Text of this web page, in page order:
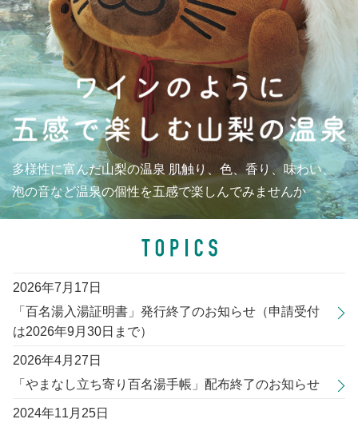
多様性に富んだ山梨の温泉 肌触り、色、香り、味わい、
泡の音など温泉の個性を五感で楽しんでみませんか
TOPICS
2026年7月17日
「百名湯入湯証明書」発行終了のお知らせ（申請受付
は2026年9月30日まで）
2026年4月27日
「やまなし立ち寄り百名湯手帳」配布終了のお知らせ
2024年11月25日